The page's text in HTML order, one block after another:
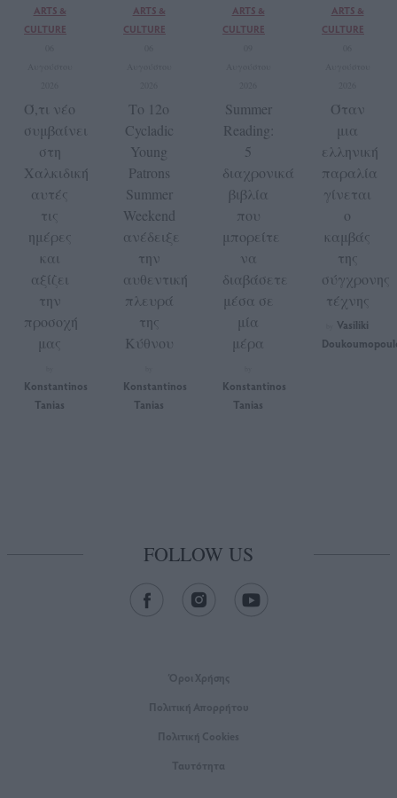
ARTS &
CULTURE
Ό,τι νέο
συμβαίνει
στη
Χαλκιδική
αυτές
τις
ημέρες
και
αξίζει
την
προσοχή
μας
Konstantinos
Tanias
ARTS &
CULTURE
Το 12ο
Cycladic
Young
Patrons
Summer
Weekend
ανέδειξε
την
αυθεντική
πλευρά
της
Κύθνου
Konstantinos
Tanias
ARTS &
CULTURE
Summer
Reading:
5
διαχρονικά
βιβλία
που
μπορείτε
να
διαβάσετε
μέσα σε
μία
μέρα
Konstantinos
Tanias
ARTS &
CULTURE
Όταν
μια
ελληνική
παραλία
γίνεται
ο
καμβάς
της
σύγχρονης
τέχνης
Vasiliki
FOLLOW US
Όροι Xρήσης
Πολιτική Απορρήτου
Πολιτική Cookies
Ταυτότητα